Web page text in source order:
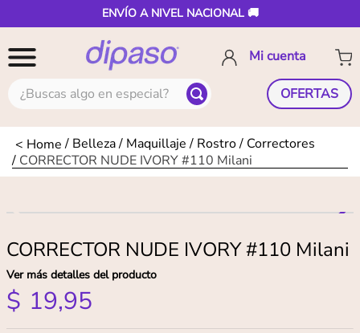
ENVÍO A NIVEL NACIONAL 🚚
¿Buscas algo en especial? OFERTAS
Belleza Maquillaje Rostro
Correctores
CORRECTOR NUDE IVORY #110 Milani
CORRECTOR NUDE IVORY #110 Milani
Ver más detalles del producto
$ 19,95